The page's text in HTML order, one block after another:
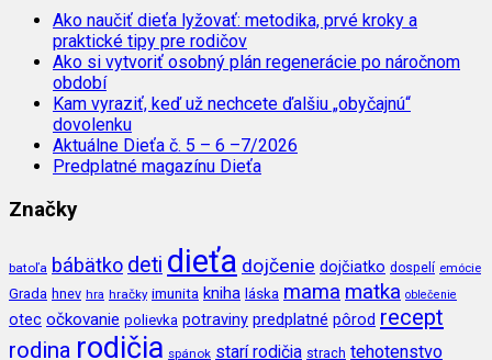
Ako naučiť dieťa lyžovať: metodika, prvé kroky a
praktické tipy pre rodičov
Ako si vytvoriť osobný plán regenerácie po náročnom
období
Kam vyraziť, keď už nechcete ďalšiu „obyčajnú“
dovolenku
Aktuálne Dieťa č. 5 – 6 –7/2026
Predplatné magazínu Dieťa
Značky
batoľa bábätko deti dieťa dojčenie dojčiatko dospelí emócie
Grada hnev hra hračky imunita kniha láska mama matka oblečenie
otec očkovanie polievka potraviny predplatné pôrod recept
rodina rodičia spánok starí rodičia strach tehotenstvo